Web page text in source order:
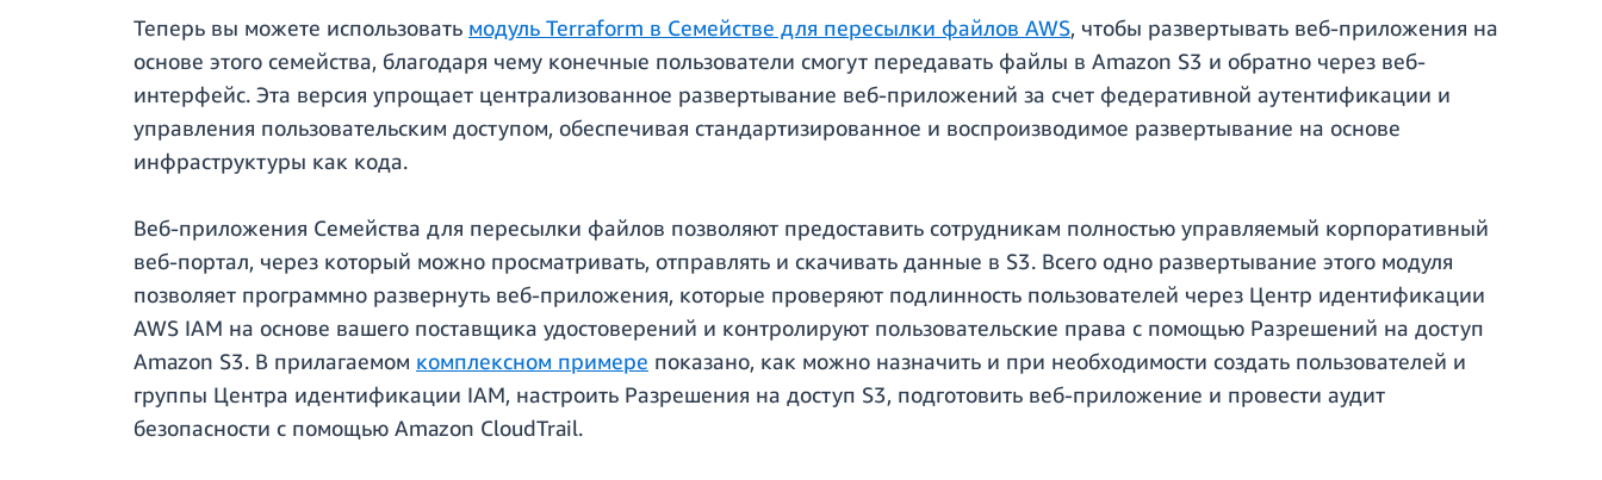
Теперь вы можете использовать модуль Terraform в Семействе для пересылки файлов AWS, чтобы развертывать веб-приложения на
основе этого семейства, благодаря чему конечные пользователи смогут передавать файлы в Amazon S3 и обратно через веб-
интерфейс. Эта версия упрощает централизованное развертывание веб-приложений за счет федеративной аутентификации и
управления пользовательским доступом, обеспечивая стандартизированное и воспроизводимое развертывание на основе
инфраструктуры как кода.
Веб-приложения Семейства для пересылки файлов позволяют предоставить сотрудникам полностью управляемый корпоративный
веб-портал, через который можно просматривать, отправлять и скачивать данные в S3. Всего одно развертывание этого модуля
позволяет программно развернуть веб-приложения, которые проверяют подлинность пользователей через Центр идентификации
AWS IAM на основе вашего поставщика удостоверений и контролируют пользовательские права с помощью Разрешений на доступ
Amazon S3. В прилагаемом комплексном примере показано, как можно назначить и при необходимости создать пользователей и
группы Центра идентификации IAM, настроить Разрешения на доступ S3, подготовить веб-приложение и провести аудит
безопасности с помощью Amazon CloudTrail.